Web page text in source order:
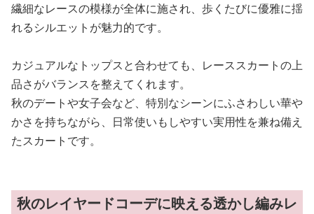
繊細なレースの模様が全体に施され、歩くたびに優雅に揺
れるシルエットが魅力的です。
カジュアルなトップスと合わせても、レーススカートの上
品さがバランスを整えてくれます。
秋のデートや女子会など、特別なシーンにふさわしい華や
かさを持ちながら、日常使いもしやすい実用性を兼ね備え
たスカートです。
秋のレイヤードコーデに映える透かし編みレ